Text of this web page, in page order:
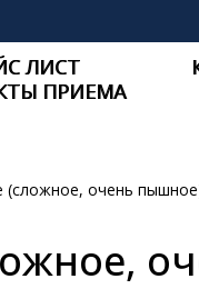
ЛИСТ
ПРИЕМА
(сложное, очень